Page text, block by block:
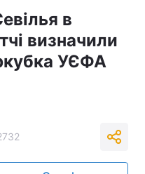
в
визначили
УЄФА